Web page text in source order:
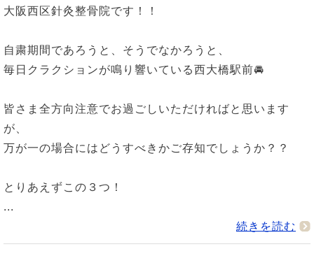
大阪西区針灸整骨院です！！
自粛期間であろうと、そうでなかろうと、
毎日クラクションが鳴り響いている西大橋駅前🚘
皆さま全方向注意でお過ごしいただければと思います
が、
万が一の場合にはどうすべきかご存知でしょうか？？
とりあえずこの３つ！
...
続きを読む